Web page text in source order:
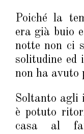
Poiché la
era già buio
notte non ci
solitudine ed
non ha avuto
Soltanto agli
è potuto
casa al